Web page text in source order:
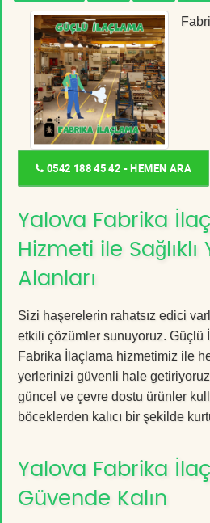
0542 188 45 42 - HEMEN ARA
Yalova Fabrika
Hizmeti ile Sağlıklı
Alanları
Sizi haşerelerin rahatsız edici
etkili çözümler sunuyoruz. Güçlü
Fabrika İlaçlama hizmetimiz ile
yerlerinizi güvenli hale
güncel ve çevre dostu ürünler
böceklerden kalıcı bir şekilde
Yalova Fabrika
Güvende Kalın